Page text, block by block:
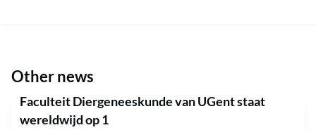
Other news
Faculteit Diergeneeskunde van UGent staat
wereldwijd op 1